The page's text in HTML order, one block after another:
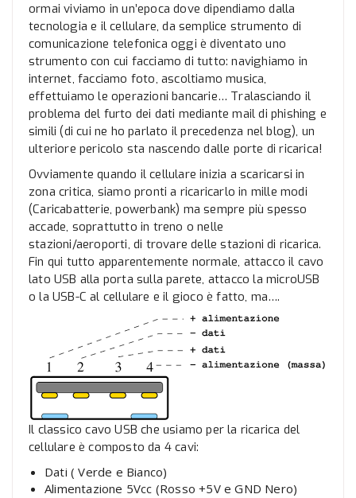
ormai viviamo in un’epoca dove dipendiamo dalla
tecnologia e il cellulare, da semplice strumento di
comunicazione telefonica oggi è diventato uno
strumento con cui facciamo di tutto: navighiamo in
internet, facciamo foto, ascoltiamo musica,
effettuiamo le operazioni bancarie… Tralasciando il
problema del furto dei dati mediante mail di phishing e
simili (di cui ne ho parlato il precedenza nel blog), un
ulteriore pericolo sta nascendo dalle porte di ricarica!
Ovviamente quando il cellulare inizia a scaricarsi in
zona critica, siamo pronti a ricaricarlo in mille modi
(Caricabatterie, powerbank) ma sempre più spesso
accade, soprattutto in treno o nelle
stazioni/aeroporti, di trovare delle stazioni di ricarica.
Fin qui tutto apparentemente normale, attacco il cavo
lato USB alla porta sulla parete, attacco la microUSB
o la USB-C al cellulare e il gioco è fatto, ma….
Il classico cavo USB che usiamo per la ricarica del
cellulare è composto da 4 cavi:
Dati ( Verde e Bianco)
Alimentazione 5Vcc (Rosso +5V e GND Nero)